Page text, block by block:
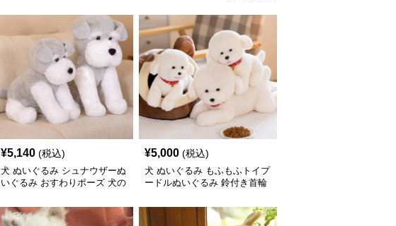
¥5,140 (税込)
犬 ぬいぐるみ シュナウザーぬ
いぐるみ おすわりポーズ 犬の
¥5,000 (税込)
犬 ぬいぐるみ もふもふトイプ
ードルぬいぐるみ 鈴付き首輪